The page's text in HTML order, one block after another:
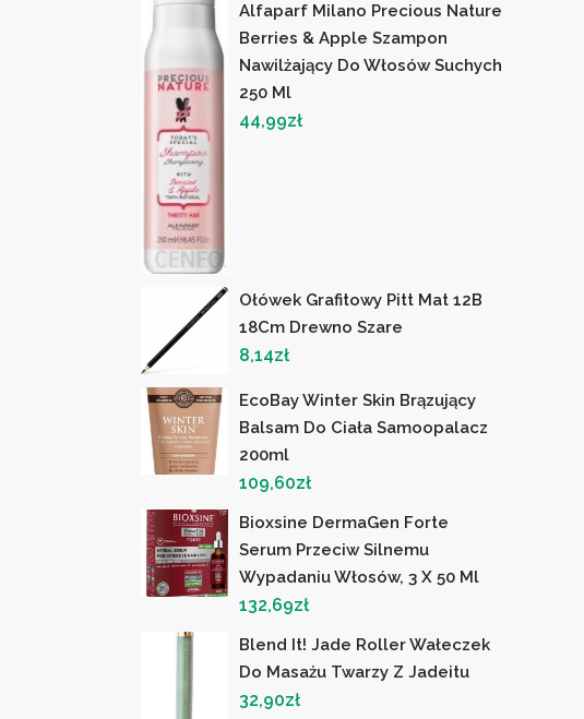
Alfaparf Milano Precious Nature
Berries & Apple Szampon
Nawilżający Do Włosów Suchych
250 Ml
44,99zł
Ołówek Grafitowy Pitt Mat 12B
18Cm Drewno Szare
8,14zł
EcoBay Winter Skin Brązujący
Balsam Do Ciała Samoopalacz
200ml
109,60zł
Bioxsine DermaGen Forte
Serum Przeciw Silnemu
Wypadaniu Włosów, 3 X 50 Ml
132,69zł
Blend It! Jade Roller Wałeczek
Do Masażu Twarzy Z Jadeitu
32,90zł